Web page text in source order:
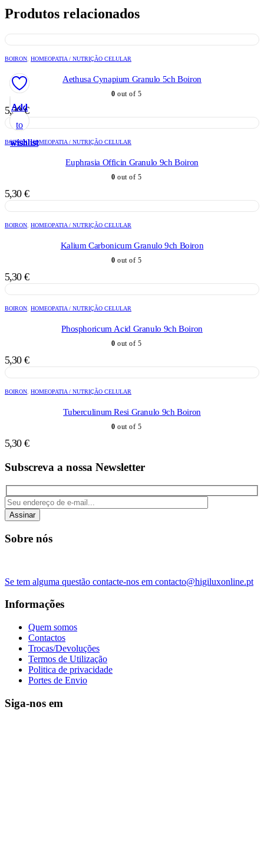
Produtos relacionados
Add
to
wishlist
BOIRON, HOMEOPATIA / NUTRIÇÃO CELULAR
Aethusa Cynapium Granulo 5ch Boiron
0 out of 5
5,30€
Add
to
wishlist
BOIRON,HOMEOPATIA / NUTRIÇÃO CELULAR
Euphrasia Officin Granulo 9ch Boiron
0 out of 5
5,30 €
Add
to
wishlist
BOIRON, HOMEOPATIA / NUTRIÇÃO CELULAR
Kalium Carbonicum Granulo 9ch Boiron
0 out of 5
5,30 €
Add
to
wishlist
BOIRON, HOMEOPATIA / NUTRIÇÃO CELULAR
Phosphoricum Acid Granulo 9ch Boiron
0 out of 5
5,30 €
Add
to
wishlist
BOIRON, HOMEOPATIA / NUTRIÇÃO CELULAR
Tuberculinum Resi Granulo 9ch Boiron
0 out of 5
5,30 €
Subscreva a nossa Newsletter
Assinar
Sobre nós
Se tem alguma questão contacte-nos em contacto@higiluxonline.pt
Informações
Quem somos
Contactos
Trocas/Devoluções
Termos de Utilização
Politica de privacidade
Portes de Envio
Siga-nos em